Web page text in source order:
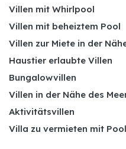
Villen mit Whirlpool
Villen mit beheiztem Pool
Villen zur Miete in der
Haustier erlaubte Villen
Bungalowvillen
Villen in der Nähe des
Aktivitätsvillen
Villa zu vermieten mit Pool